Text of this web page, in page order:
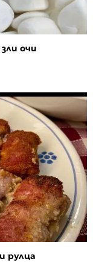
очи
рулца